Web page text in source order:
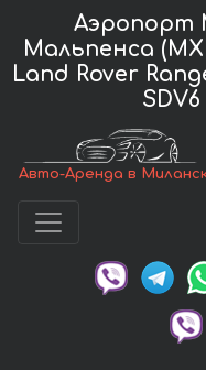
Аэропорт
Мальпенса
Land Rover
Авто-Аренда в